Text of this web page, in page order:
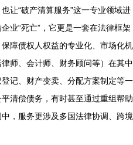
让“破产清算服务”这一专业领域进
业“死亡”，它更是一套在法律框架
障债权人权益的专业化、市场化机
师、会计师、财务顾问等）在其中
记、财产变卖、分配方案制定等一
清偿债务，有时甚至通过重组帮助
，服务更涉及多国法律协调、跨境